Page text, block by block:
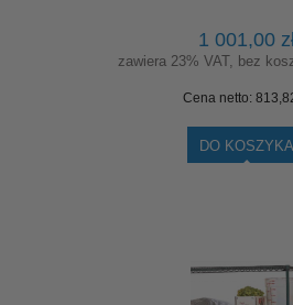
1 001,00
zawiera 23% VAT, bez
Cena netto:
DO KOSZYKA